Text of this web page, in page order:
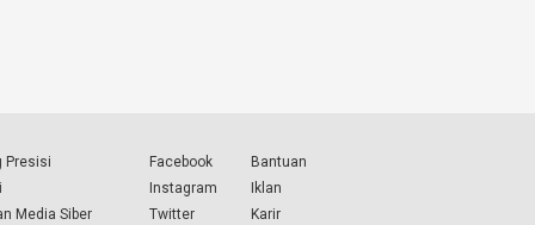
Presisi
Media Siber
Facebook
Instagram
Twitter
Bantuan
Iklan
Karir